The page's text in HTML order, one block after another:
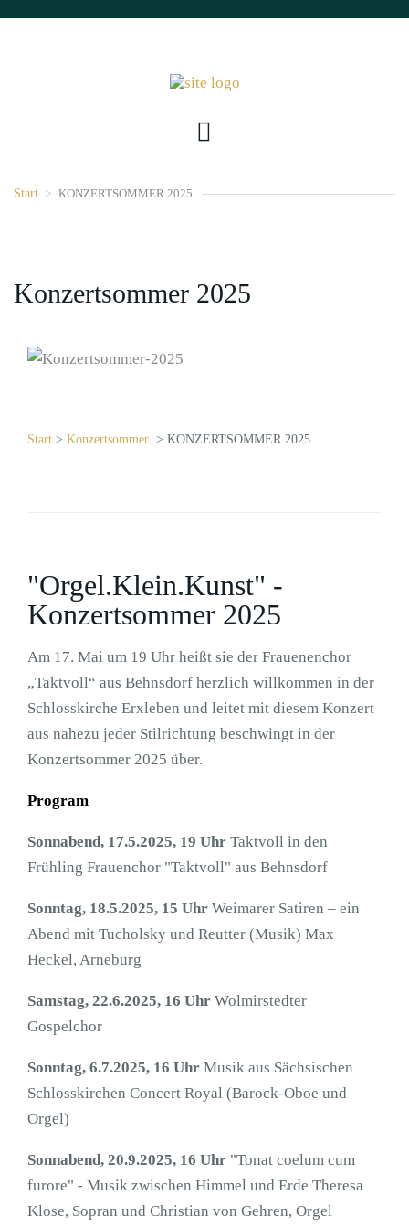
Start > KONZERTSOMMER 2025
Konzertsommer 2025
Start > Konzertsommer > KONZERTSOMMER 2025
"Orgel.Klein.Kunst" -
Konzertsommer 2025
Am 17. Mai um 19 Uhr heißt sie der Frauenenchor
„Taktvoll“ aus Behnsdorf herzlich willkommen in der
Schlosskirche Erxleben und leitet mit diesem Konzert
aus nahezu jeder Stilrichtung beschwingt in der
Konzertsommer 2025 über.
Program
Sonnabend, 17.5.2025, 19 Uhr Taktvoll in den
Frühling Frauenchor "Taktvoll" aus Behnsdorf
Sonntag, 18.5.2025, 15 Uhr Weimarer Satiren – ein
Abend mit Tucholsky und Reutter (Musik) Max
Heckel, Arneburg
Samstag, 22.6.2025, 16 Uhr Wolmirstedter
Gospelchor
Sonntag, 6.7.2025, 16 Uhr Musik aus Sächsischen
Schlosskirchen Concert Royal (Barock-Oboe und
Orgel)
Sonnabend, 20.9.2025, 16 Uhr "Tonat coelum cum
furore" - Musik zwischen Himmel und Erde Theresa
Klose, Sopran und Christian von Gehren, Orgel